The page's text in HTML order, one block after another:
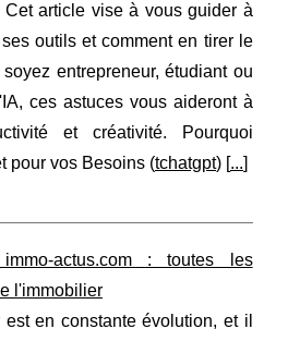
article vise à vous guider à
outils et comment en tirer le
entrepreneur, étudiant ou
ces astuces vous aideront à
et créativité. Pourquoi
pour vos Besoins (tchatgpt) [...]
actus.com : toutes les
l'immobilier
en constante évolution, et il